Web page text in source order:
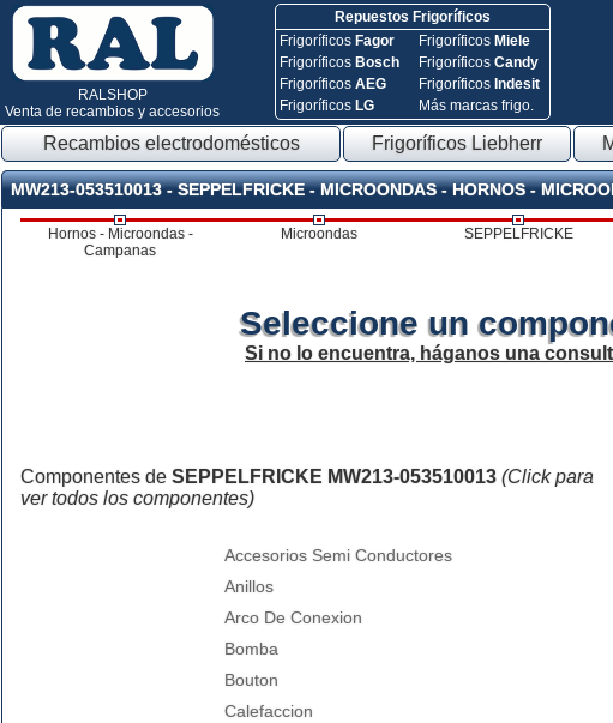
RALSHOP
Venta de recambios y accesorios
Repuestos Frigoríficos
Frigoríficos Fagor
Frigoríficos Bosch
FrigoríficosAEG
Frigoríficos LG
Frigoríficos Miele
FrigoríficosCandy
Frigoríficos Indesit
Más marcas frigo.
Recambios electrodomésticos Frigoríficos Liebherr
MW213-053510013 - SEPPELFRICKE - MICROONDAS - HORNOS -
Hornos - Microondas -
Campanas
Microondas SEPPELFRICKE
Seleccione un
Si no lo encuentra, háganos una
Componentes de SEPPELFRICKE MW213-053510013 (Click para
ver todos los componentes)
Accesorios Semi Conductores
Anillos
Arco De Conexion
Bomba
Bouton
Calefaccion